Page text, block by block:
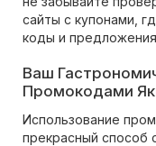
сайты с купонами,
коды и
Ваш
Промокодами
Использование
прекрасный способ